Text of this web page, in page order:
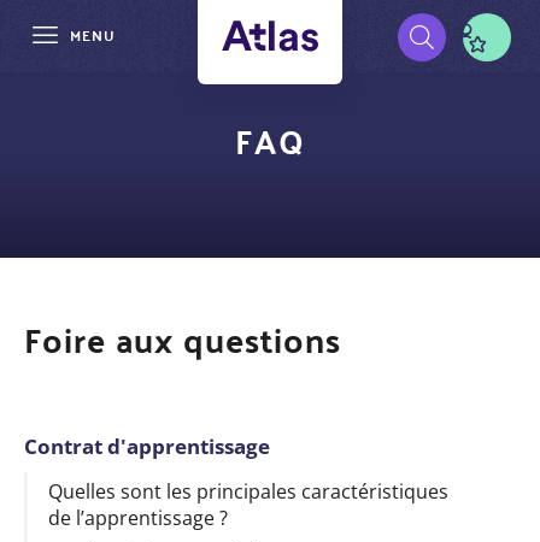
MENU
navigation
FAQ
Foire aux questions
Contrat d'apprentissage
Quelles sont les principales caractéristiques
de l’apprentissage ?